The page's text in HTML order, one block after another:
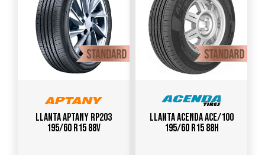
Llanta APTANY RP203
195/60 R15 88V
Llanta ACENDA ACE/100
195/60 R15 88H